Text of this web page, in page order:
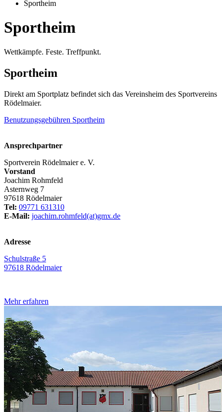
Sportheim
Sportheim
Wettkämpfe. Feste. Treffpunkt.
Sportheim
Direkt am Sportplatz befindet sich das Vereinsheim des Sportvereins
Rödelmaier.
Benutzungsgebühren Sportheim
Ansprechpartner
Sportverein Rödelmaier e. V.
Vorstand
Joachim Rohmfeld
Asternweg 7
97618 Rödelmaier
Tel: 09771 631310
E-Mail: joachim.rohmfeld(at)gmx.de
Adresse
Schulstraße 5
97618 Rödelmaier
Mehr erfahren